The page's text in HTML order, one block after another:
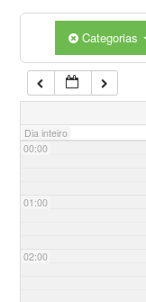
Categorias
Dia inteiro
00:00
01:00
02:00